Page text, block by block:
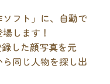
フト」に、自動で
します！
した顔写真を元
同じ人物を探し出